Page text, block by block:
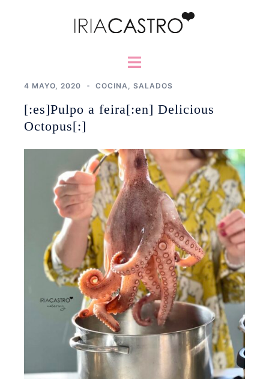
Alternar
4 MAYO, 2020 COCINA SALADOS
[:es]Pulpo a feira[:en] Delicious
Octopus[:]